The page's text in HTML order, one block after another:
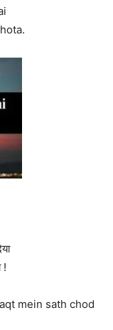
!
mein sath chod